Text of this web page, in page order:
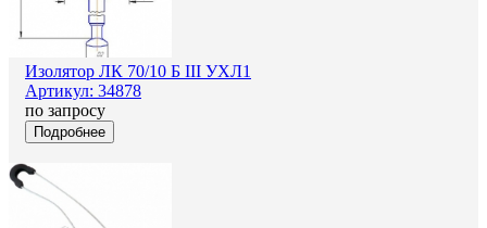
Изолятор ЛК 70/10 Б III УХЛ1
Артикул: 34878
по запросу
Подробнее